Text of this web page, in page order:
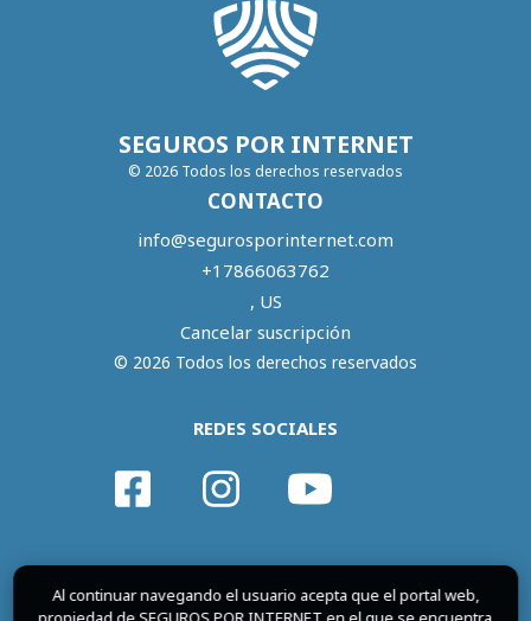
SEGUROS POR INTERNET
© 2026 Todos los derechos reservados
CONTACTO
info@segurosporinternet.com
+17866063762
, US
Cancelar suscripción
© 2026 Todos los derechos reservados
REDES SOCIALES
Al continuar navegando el usuario acepta que el portal web,